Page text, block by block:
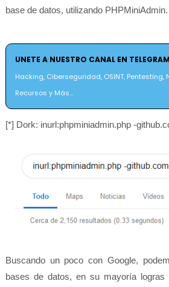
base de datos, utilizando PHPMiniAdmin.
UNETE A NUESTRO CANAL EN TELEGRAM
Hacking, Ciberseguridad, OSINT, Pentesting,
Recursos y Más...
[*] Dork: inurl:phpminiadmin.php -
Buscando un poco con Google,
bases de datos, en su mayoría